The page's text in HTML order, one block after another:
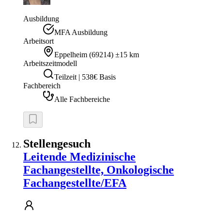
Ausbildung
MFA Ausbildung
Arbeitsort
Eppelheim (69214) ±15 km
Arbeitszeitmodell
Teilzeit | 538€ Basis
Fachbereich
Alle Fachbereiche
Stellengesuch
Leitende Medizinische
Fachangestellte, Onkologische
Fachangestellte/EFA